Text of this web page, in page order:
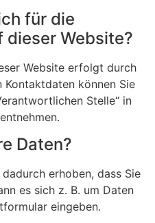
für die
dieser Website?
Website erfolgt durch
Kontaktdaten können Sie
Stelle“ in
Daten?
erhoben, dass Sie
es sich z. B. um Daten
eingeben.